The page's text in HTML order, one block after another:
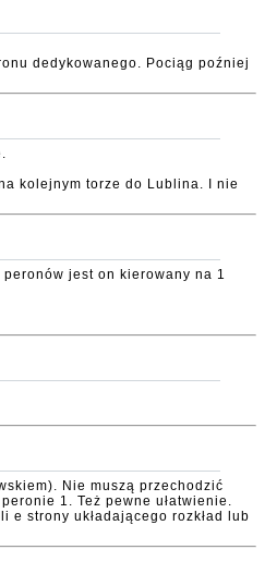
dedykowanego. Pociąg poźniej
kolejnym torze do Lublina. I nie
jest on kierowany na 1
Nie muszą przechodzić
1. Też pewne ułatwienie.
strony układającego rozkład lub